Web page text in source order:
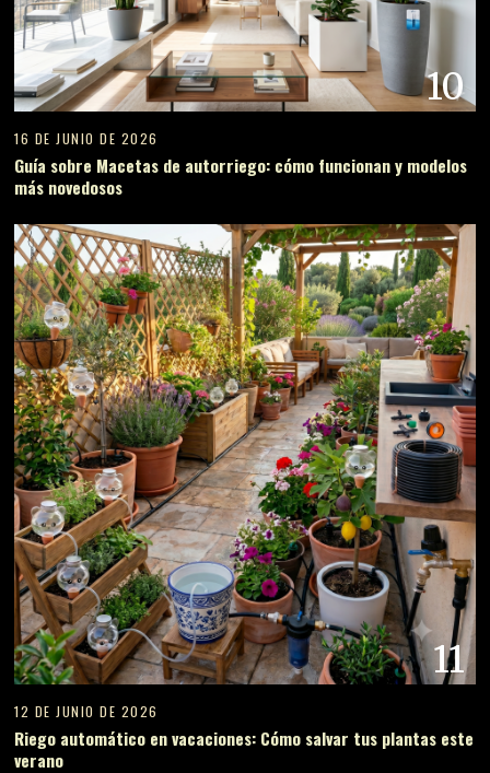
10
16 DE JUNIO DE 2026
Guía sobre Macetas de autorriego: cómo funcionan y modelos
más novedosos
11
12 DE JUNIO DE 2026
Riego automático en vacaciones: Cómo salvar tus plantas este
verano